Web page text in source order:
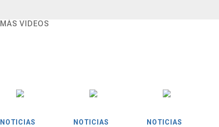
MÁS VIDEOS
NOTICIAS NOTICIAS NOTICIAS